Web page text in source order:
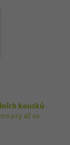
kousků
psy až se